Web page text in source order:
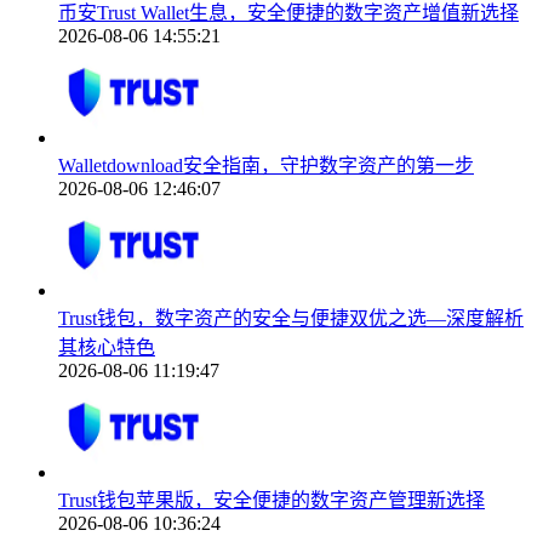
币安Trust Wallet生息，安全便捷的数字资产增值新选择
2026-08-06 14:55:21
Walletdownload安全指南，守护数字资产的第一步
2026-08-06 12:46:07
Trust钱包，数字资产的安全与便捷双优之选—深度解析
其核心特色
2026-08-06 11:19:47
Trust钱包苹果版，安全便捷的数字资产管理新选择
2026-08-06 10:36:24